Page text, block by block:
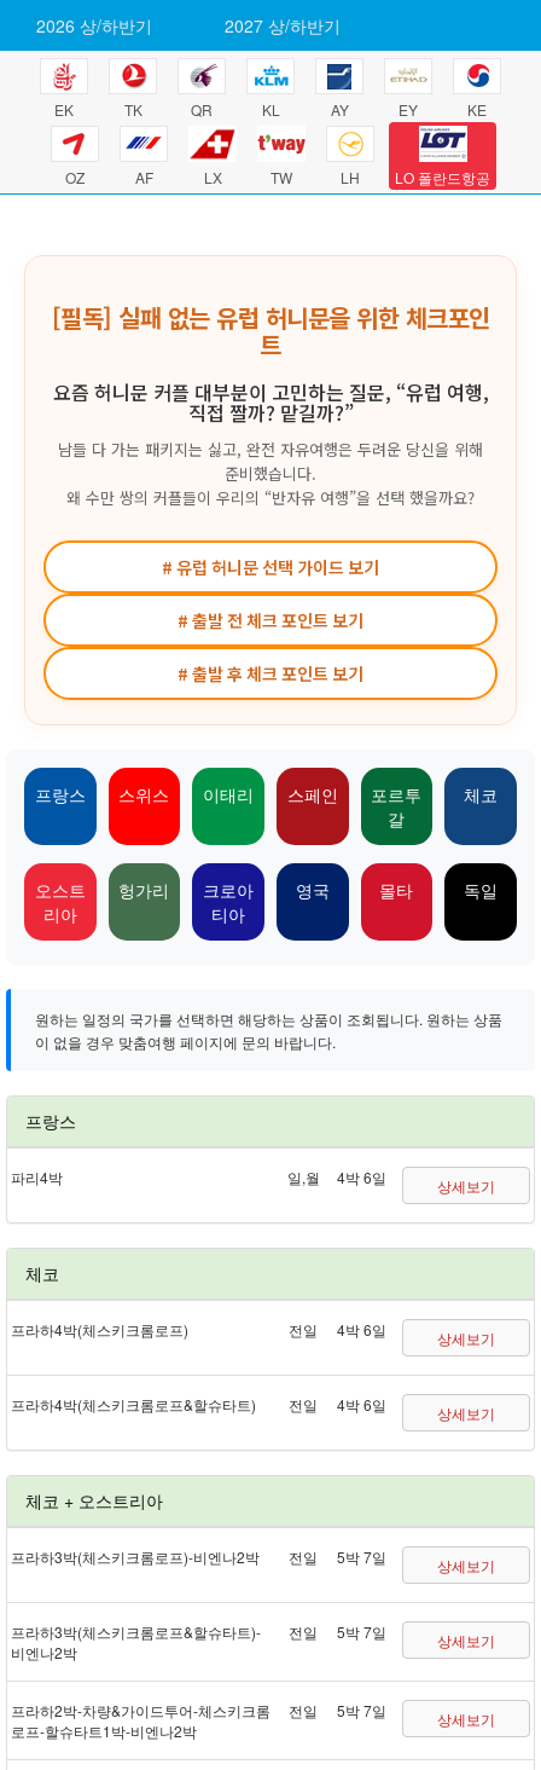
2026 상/하반기 2027 상/하반기
EK TK QR KL AY EY KE
OZ AF LX TW LH LO 폴란드항공
[필독] 실패 없는 유럽 허니문을 위한 체크포인
트
요즘 허니문 커플 대부분이 고민하는 질문, “유럽 여행,
직접 짤까? 맡길까?”
남들 다 가는 패키지는 싫고, 완전 자유여행은 두려운 당신을 위해
준비했습니다.
왜 수만 쌍의 커플들이 우리의 “반자유 여행”을 선택 했을까요?
# 유럽 허니문 선택 가이드 보기
# 출발 전 체크 포인트 보기
# 출발 후 체크 포인트 보기
프랑스 스위스 이태리 스페인
포르투
갈
체코
오스트
리아
헝가리
크로아
티아
영국 몰타 독일
원하는 일정의 국가를 선택하면 해당하는 상품이 조회됩니다. 원하는 상품
이 없을 경우 맞춤여행 페이지에 문의 바랍니다.
프랑스
파리 4박 일,월 4박 6일 상세보기
체코
프라하 4박(체스키크롬로프) 전일 4박 6일 상세보기
프라하 4박(체스키크롬로프&할슈타트) 전일 4박 6일 상세보기
체코 + 오스트리아
프라하 3박(체스키크롬로프) - 비엔나 2박 전일 5박 7일 상세보기
프라하 3박(체스키크롬로프&할슈타트) -
비엔나 2박
전일 5박 7일 상세보기
프라하 2박 - 차량&가이드투어 - 체스키크롬
로프 - 할슈타트 1박 - 비엔나 2박
전일 5박 7일 상세보기